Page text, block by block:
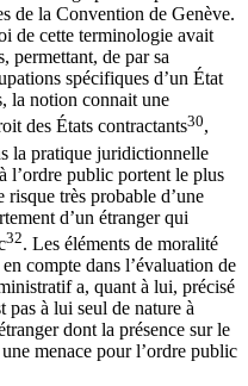
de la Convention de Genève.
de cette terminologie avait
permettant, de par sa
spécifiques d’un État
la notion connait une
des États contractants30,
la pratique juridictionnelle
l’ordre public portent le plus
très probable d’une
d’un étranger qui
32. Les éléments de moralité
compte dans l’évaluation de
a, quant à lui, précisé
pas à lui seul de nature à
dont la présence sur le
menace pour l’ordre public